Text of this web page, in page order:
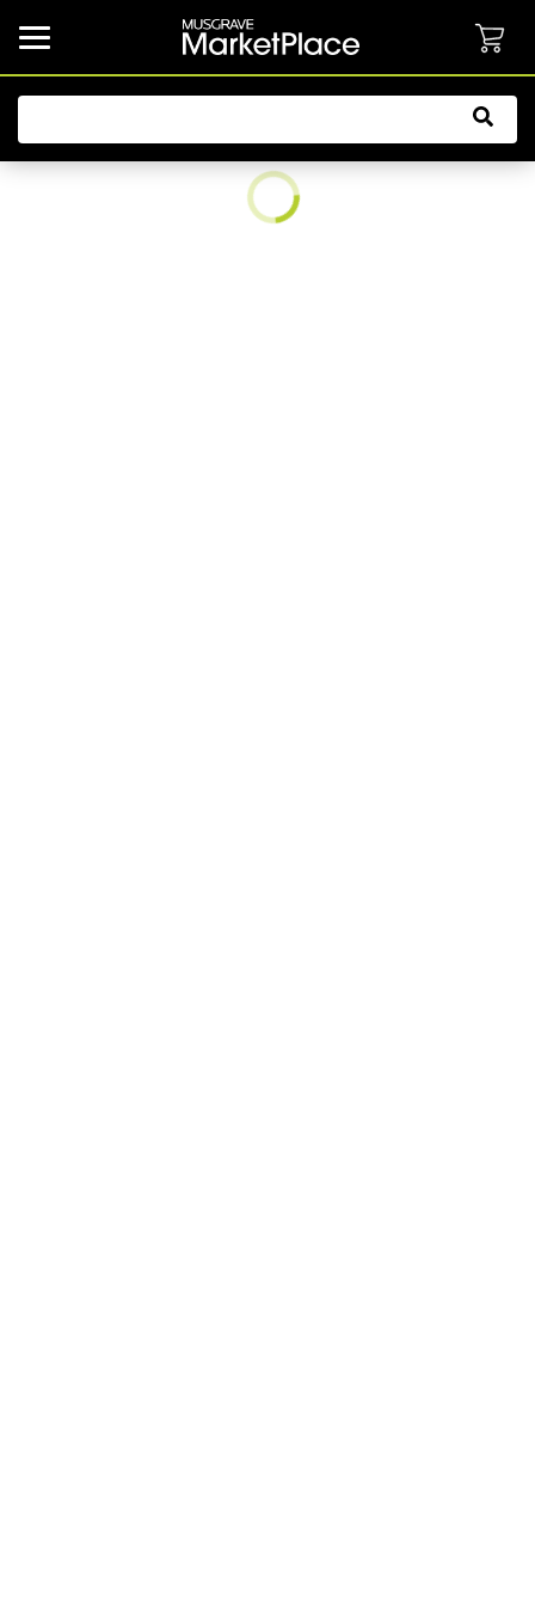
common.button.navbarCollapsed.text